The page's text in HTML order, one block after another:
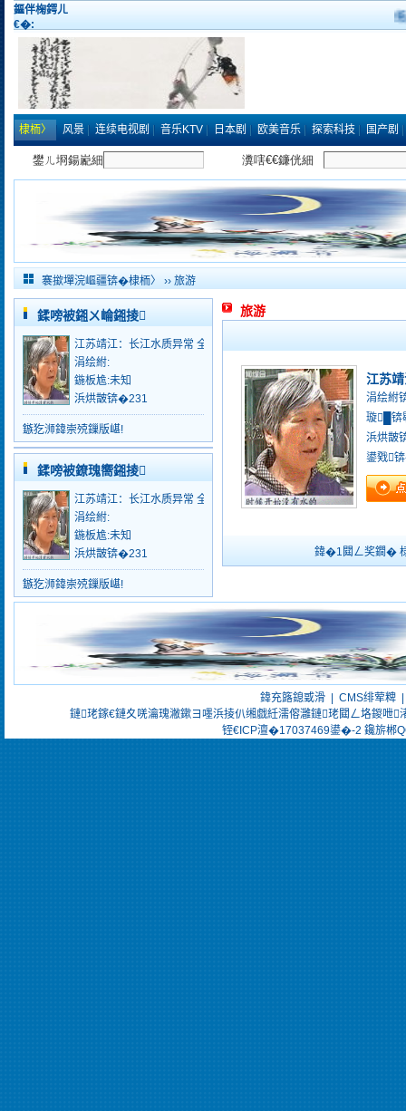
鏂伴椈鍔ㄦ
€�:
棣栭〉 风景 连续电视剧 音乐KTV 日本剧 欧美音乐 探索科技 国产剧
涓撻 鍏ㄩ儴
褰撳墠浣嶇疆锛�棣栭〉 ›› 旅游
鍒嗙被鎺ㄨ崘鎺掕
江苏靖江：长江水质异常 全市暂停供水
涓绘紨:
鍦板尯:未知
浜烘皵锛�231
鏃犵浉鍏崇殑鏁版嵁!
鍒嗙被鐐瑰嚮鎺掕
江苏靖江：长江水质异常 全市暂停供水
涓绘紨:
鍦板尯:未知
浜烘皵锛�231
鏃犵浉鍏崇殑鏁版嵁!
旅游
江苏
涓绘紨
璇█
浜烘皵
鍙戣
鍏�1閮ㄥ奖鐗�
鍏充簬鎴戜滑 CMS绯荤粺
鏈珯鎵€鏈夊唴瀹瑰潎鏉ヨ嚜浜掕仈缃戯紝濡傛灉鏈珯閮ㄥ垎鍐呭
铚€ICP澶�17037469鍙�-2 鑱旂郴